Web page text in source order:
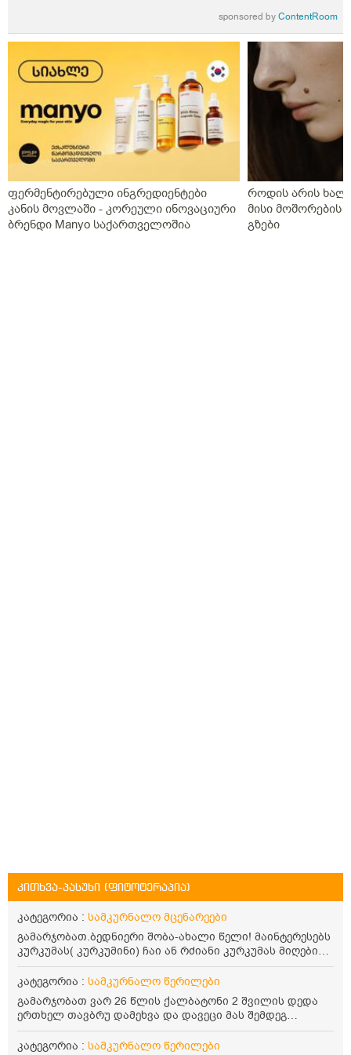
sponsored byContentRoom
ფერმენტირებული ინგრედიენტები
კანის მოვლაში - კორეული ინოვაციური
ბრენდი Manyo საქართველოშია
როდის არის
მისი მოშორების
გზები
კითხვა-პასუხი (ფიტოტერაპია)
კატეგორია : სამკურნალო მცენარეები
გამარჯობათ.ბედნიერი შობა-ახალი წელი! მაინტერესებს
კურკუმას( კურკუმინი) ჩაი ან რძიანი კურკუმას მიღების
წესი. მაინტერესებდა და წავიკითხე ასეთი ინფორმაცია:
კურკუმას გააჩნია ანთების საწინააღმდეგო,
დამამშვიდებელი და ანტიოქსიდანტური თვისებები.ის
უნდა მივიღოთო ცხიმთან და შავ პილპილთან ერთად
ეფექტურობის მიზნით. 1) პირველი ვარიანტი არის ჩაი:
როგორ მივიღო კურკუმას ჩაი? უზმოზე,ჭამამდე თუ ჭამის
შემდეგ? თბილი წყალი უნდა დავასხათ თუ მდუღარე?
კატეგორია : სამკურნალო წერილები
გამარჯობათ ვარ 26 წლის ქალბატონი 2 შვილის დედა
ერთხელ თავბრუ დამეხვა და დავეცი მას შემდეგ
დამეწყო შიშები ვეღარ გავდიოდი გარეთ რადგან ისევ
ასე ცუდად არ გავხდარიყავი ყურის ანთება მქონდა
კატეგორია : სამკურნალო წერილები